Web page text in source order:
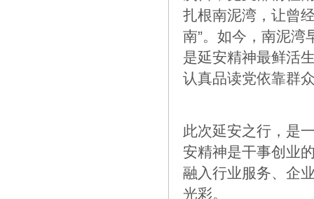
扎根南泥湾，让曾
南”。如今，南泥湾
是延安精神最鲜活
认真品读党依靠群
此次延安之行，是
安精神是干事创业
融入行业服务、企
光彩。